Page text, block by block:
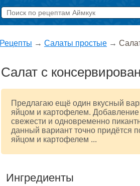
Рецепты → Салаты простые →
Салат с
Предлагаю ещё один вкусный
яйцом и картофелем. Добавление
свежести и одновременно
данный вариант точно придётся
яйцом и картофелем ...
Ингредиенты